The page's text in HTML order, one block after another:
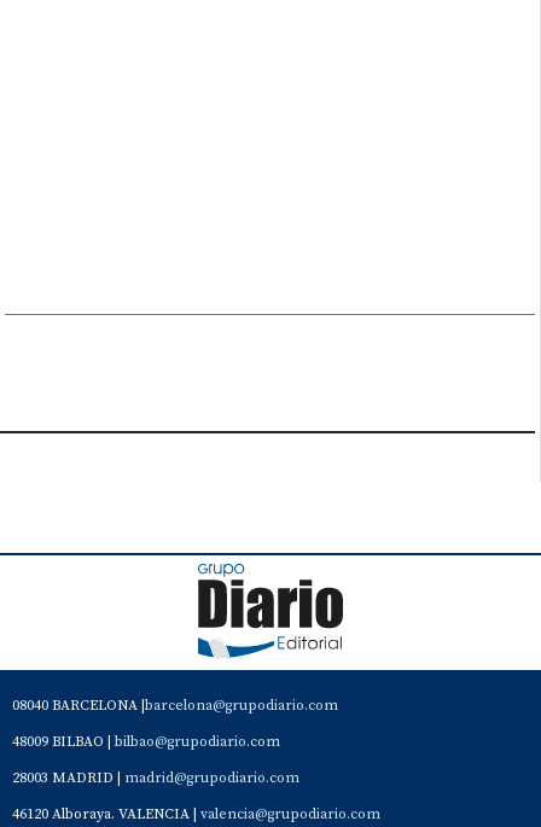
08040 BARCELONA | barcelona@grupodiario.com
48009 BILBAO | bilbao@grupodiario.com
28003 MADRID | madrid@grupodiario.com
46120 Alboraya. VALENCIA | valencia@grupodiario.com